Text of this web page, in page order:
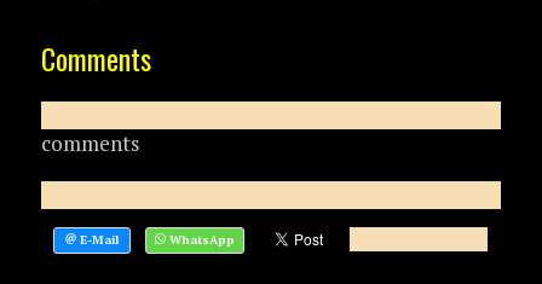
Comments
comments